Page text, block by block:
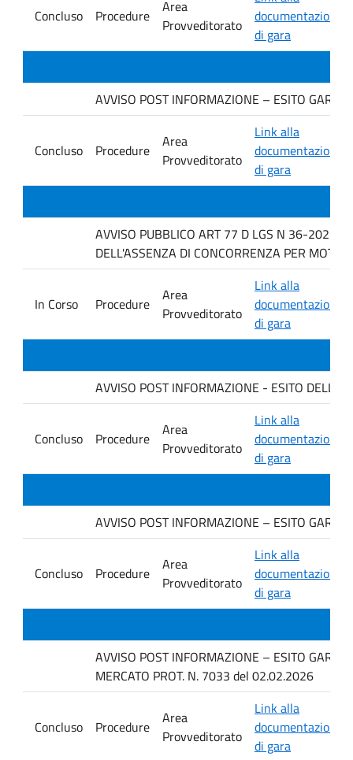
Concluso Procedure
Area
Provveditorato
documentazione
di gara
AVVISO POST INFORMAZIONE – ESITO GARA
Concluso Procedure
Area
Provveditorato
Link alla
documentazione
di gara
AVVISO PUBBLICO ART 77 D LGS N 36-2023
DELL'ASSENZA DI CONCORRENZA PER MOTIVI
In Corso Procedure
Area
Provveditorato
Link alla
documentazione
di gara
AVVISO POST INFORMAZIONE - ESITO
Concluso Procedure
Area
Provveditorato
Link alla
documentazione
di gara
AVVISO POST INFORMAZIONE – ESITO GARA
Concluso Procedure
Area
Provveditorato
Link alla
documentazione
di gara
AVVISO POST INFORMAZIONE – ESITO GARA
MERCATO PROT. N. 7033 del 02.02.2026
Concluso Procedure
Area
Provveditorato
Link alla
documentazione
di gara